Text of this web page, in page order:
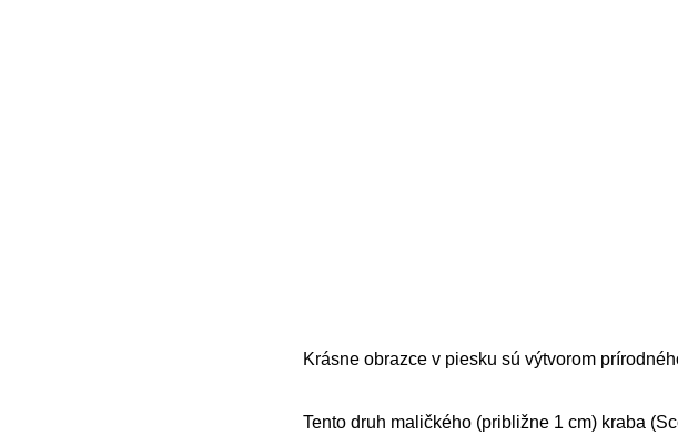
Krásne obrazce v piesku sú výtvorom
Tento druh maličkého (približne 1 cm) kraba